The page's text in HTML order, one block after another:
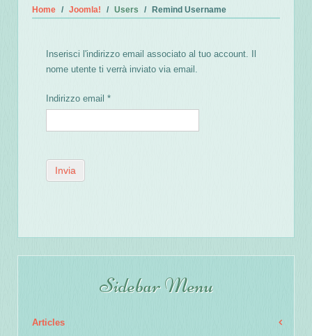
Home Joomla! Users Remind Username
Inserisci l'indirizzo email associato al tuo account. Il
nome utente ti verrà inviato via email.
Indirizzo email *
Invia
Sidebar Menu
Articles